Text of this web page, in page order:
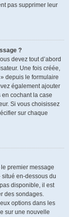
pas supprimer leur
?
devez tout d’abord
Une fois créée,
depuis le formulaire
également ajouter
cochant la case
Si vous choisissez
sur chaque
premier message
situé en-dessous du
disponible, il est
des sondages.
options dans les
sur une nouvelle